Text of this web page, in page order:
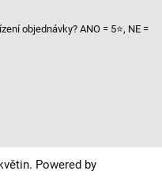
objednávky? ANO = 5⭐, NE =
Powered by